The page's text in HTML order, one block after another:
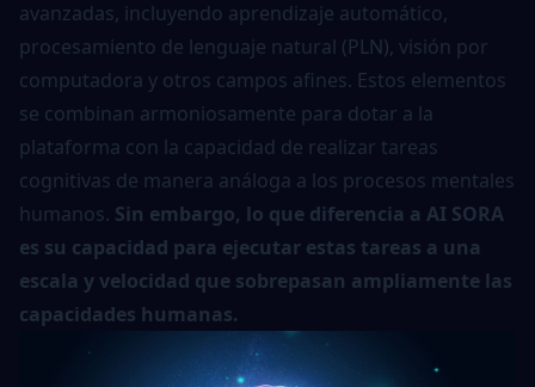
avanzadas, incluyendo aprendizaje automático,
procesamiento de lenguaje natural (PLN), visión por
computadora y otros campos afines. Estos elementos
se combinan armoniosamente para dotar a la
plataforma con la capacidad de realizar tareas
cognitivas de manera análoga a los procesos mentales
humanos. Sin embargo, lo que diferencia a AI SORA
es su capacidad para ejecutar estas tareas a una
escala y velocidad que sobrepasan ampliamente las
capacidades humanas.